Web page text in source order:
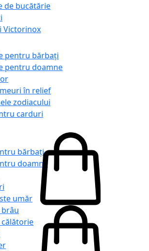
de bucătărie
Victorinox
pentru bărbați
pentru doamne
în relief
zodiacului
carduri
bărbați
doamne
umăr
brâu
călătorie